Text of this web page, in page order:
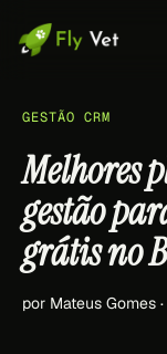
GESTÃO CRM
Melhores
gestão
grátis no
por Mateus Gomes